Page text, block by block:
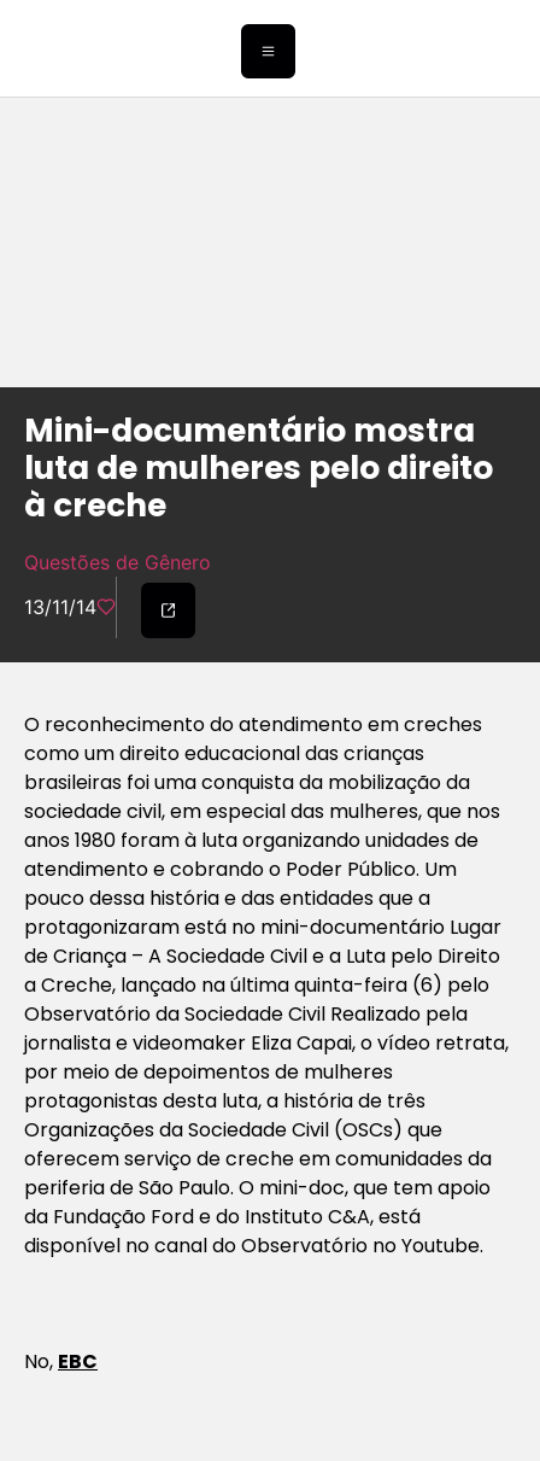
Mini-documentário mostra
luta de mulheres pelo direito
à creche
Questões de Gênero
13/11/14
O reconhecimento do atendimento em creches
como um direito educacional das crianças
brasileiras foi uma conquista da mobilização da
sociedade civil, em especial das mulheres, que nos
anos 1980 foram à luta organizando unidades de
atendimento e cobrando o Poder Público. Um
pouco dessa história e das entidades que a
protagonizaram está no mini-documentário Lugar
de Criança – A Sociedade Civil e a Luta pelo Direito
a Creche, lançado na última quinta-feira (6) pelo
Observatório da Sociedade Civil Realizado pela
jornalista e videomaker Eliza Capai, o vídeo retrata,
por meio de depoimentos de mulheres
protagonistas desta luta, a história de três
Organizações da Sociedade Civil (OSCs) que
oferecem serviço de creche em comunidades da
periferia de São Paulo. O mini-doc, que tem apoio
da Fundação Ford e do Instituto C&A, está
disponível no canal do Observatório no Youtube.
No, EBC